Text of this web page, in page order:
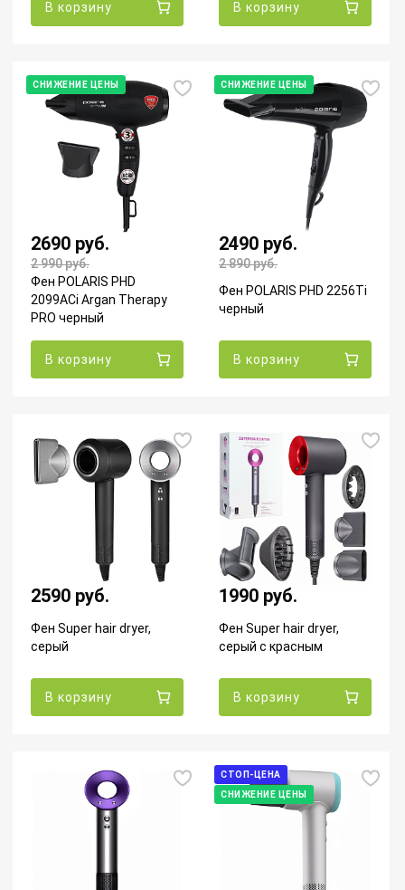
В корзину В корзину
СНИЖЕНИЕ ЦЕНЫ
2690 руб.
2 990руб.
Фен POLARIS PHD
2099ACi Argan Therapy
PRO черный
В корзину
СНИЖЕНИЕ ЦЕНЫ
2490 руб.
2 890руб.
Фен POLARIS PHD 2256Ti
черный
В корзину
2590 руб.
Фен Super hair dryer,
серый
В корзину
1990 руб.
Фен Super hair dryer,
серый с красным
В корзину
СТОП-ЦЕНА
СНИЖЕНИЕ ЦЕНЫ